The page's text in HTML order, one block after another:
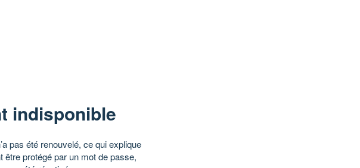
indisponible
pas été renouvelé, ce qui explique
protégé par un mot de passe,